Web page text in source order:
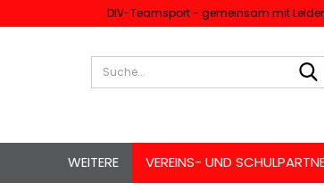
DIV-Teamsport - gemeinsam mit
VEREINS- UND
WEITERE